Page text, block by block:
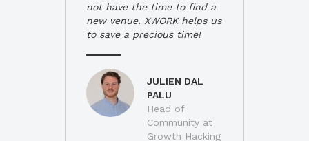
not have the time to find a
new venue. XWORK helps us
to save a precious time!
JULIEN DAL
PALU
Head of
Community at
Growth Hacking